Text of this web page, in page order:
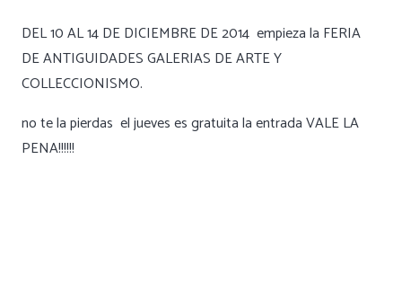
DEL 10 AL 14 DE DICIEMBRE DE 2014 empieza la FERIA
DE ANTIGUIDADES GALERIAS DE ARTE Y
COLLECCIONISMO.
no te la pierdas el jueves es gratuita la entrada VALE LA
PENA!!!!!!